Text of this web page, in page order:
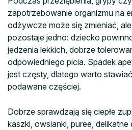
zapotrzebowanie organizmu na
odżywcze może się zmieniać,
pozostaje jedno: dziecko
jedzenia lekkich, dobrze
odpowiedniego picia. Spadek
jest częsty, dlatego warto
podawane częściej.
Dobrze sprawdzają się ciepłe
kaszki, owsianki, puree, delikatne